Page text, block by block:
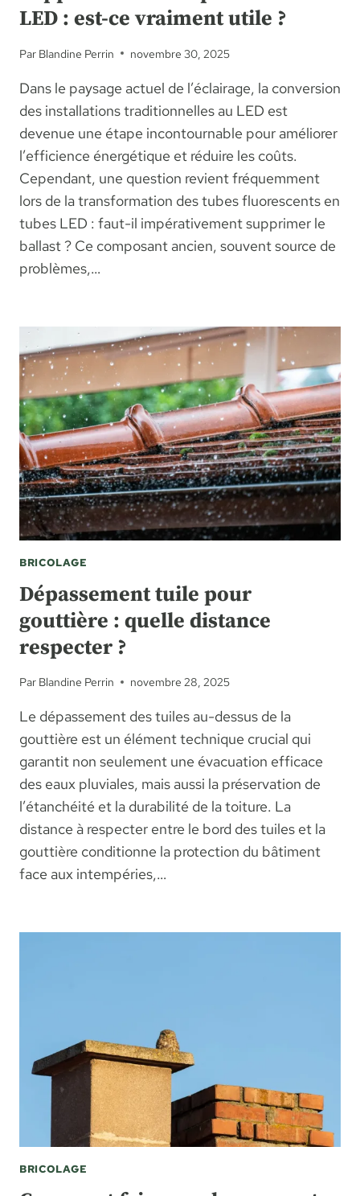
LED : est-ce vraiment utile ?
Par Blandine Perrin novembre 30, 2025
Dans le paysage actuel de l’éclairage, la conversion
des installations traditionnelles au LED est
devenue une étape incontournable pour améliorer
l’efficience énergétique et réduire les coûts.
Cependant, une question revient fréquemment
lors de la transformation des tubes fluorescents en
tubes LED : faut-il impérativement supprimer le
ballast ? Ce composant ancien, souvent source de
problèmes,…
BRICOLAGE
Dépassement tuile pour
gouttière : quelle distance
respecter ?
Par Blandine Perrin novembre 28, 2025
Le dépassement des tuiles au-dessus de la
gouttière est un élément technique crucial qui
garantit non seulement une évacuation efficace
des eaux pluviales, mais aussi la préservation de
l’étanchéité et la durabilité de la toiture. La
distance à respecter entre le bord des tuiles et la
gouttière conditionne la protection du bâtiment
face aux intempéries,…
BRICOLAGE